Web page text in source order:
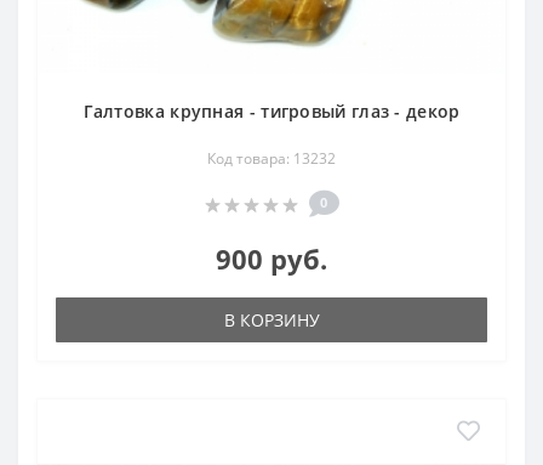
Галтовка крупная - тигровый глаз - декор
Код товара: 13232
0
900 руб.
В КОРЗИНУ